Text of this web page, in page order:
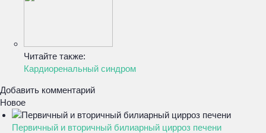
Читайте также:
Кардиоренальный синдром
Добавить комментарий
Новое
Первичный и вторичный билиарный цирроз печени